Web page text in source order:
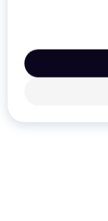
Nintendo Switch Joy-
Con Pair - Red/Blue